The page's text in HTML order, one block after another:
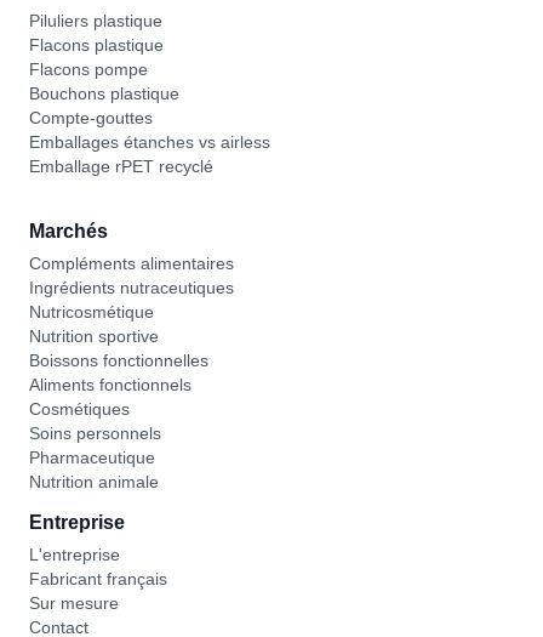
Piluliers plastique
Flacons plastique
Flacons pompe
Bouchons plastique
Compte-gouttes
Emballages étanches vs airless
Emballage rPET recyclé
Marchés
Compléments alimentaires
Ingrédients nutraceutiques
Nutricosmétique
Nutrition sportive
Boissons fonctionnelles
Aliments fonctionnels
Cosmétiques
Soins personnels
Pharmaceutique
Nutrition animale
Entreprise
L'entreprise
Fabricant français
Sur mesure
Contact